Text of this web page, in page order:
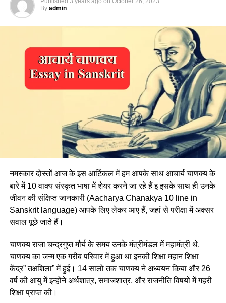
By admin
नमस्कार दोस्तों आज के इस आर्टिकल में हम आपके साथ आचार्य चाणक्य के
बारे में 10 वाक्य संस्कृत भाषा में शेयर करने जा रहे हैं इ इसके साथ ही उनके
जीवन की संक्षिप्त जानकारी (Aacharya Chanakya 10 line in
Sanskrit language) आपके लिए लेकर आए हैं, जहां से परीक्षा में अक्सर
सवाल पूछे जाते हैं।
चाणक्य राजा चन्द्रगुप्त मौर्य के समय उनके मंत्रीमंडल में महामंत्री थे.
चाणक्य का जन्म एक गरीब परिवार में हुआ था इनकी शिक्षा महान शिक्षा
केंद्र” तक्षशिला” में हुई। 14 सालो तक चाणक्य ने अध्ययन किया और 26
वर्ष की आयु में इन्होंने अर्थशात्र, समाजशात्र, और राजनीति विषयो में गहरी
शिक्षा प्राप्त की।